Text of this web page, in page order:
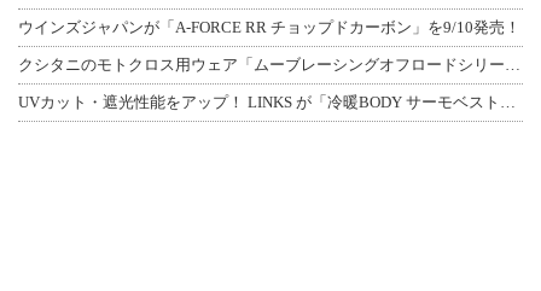
ウインズジャパンが「A-FORCE RR チョップドカーボン」を9/10発売！